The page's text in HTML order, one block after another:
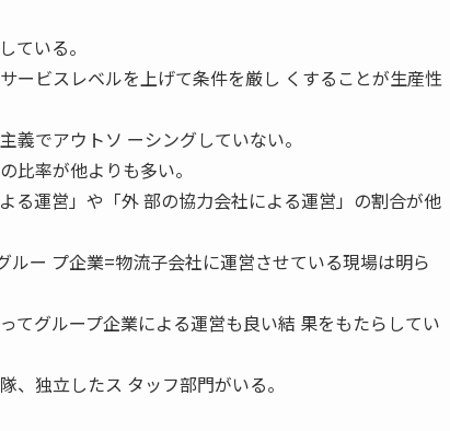
ている。
ービスレベルを上げて条件を厳し くすることが生産性
でアウトソ ーシングしていない。
比率が他よりも多い。
る運営」や「外 部の協力会社による運営」の割合が他
ー プ企業=物流子会社に運営させている現場は明ら
てグループ企業による運営も良い結 果をもたらしてい
独立したス タッフ部門がいる。